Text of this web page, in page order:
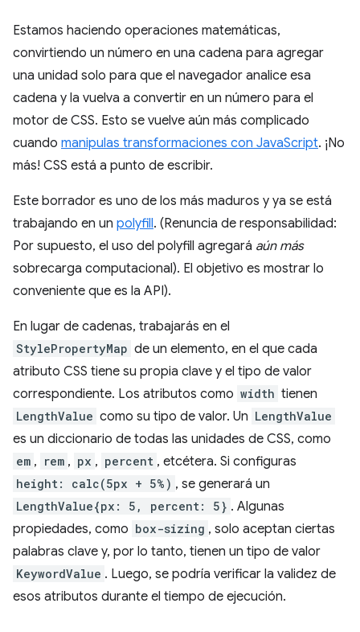
Estamos haciendo operaciones matemáticas,
convirtiendo un número en una cadena para agregar
una unidad solo para que el navegador analice esa
cadena y la vuelva a convertir en un número para el
motor de CSS. Esto se vuelve aún más complicado
cuando manipulas transformaciones con JavaScript. ¡No
más! CSS está a punto de escribir.
Este borrador es uno de los más maduros y ya se está
trabajando en un polyfill. (Renuncia de responsabilidad:
Por supuesto, el uso del polyfill agregará aún más
sobrecarga computacional). El objetivo es mostrar lo
conveniente que es la API).
En lugar de cadenas, trabajarás en el
StylePropertyMap de un elemento, en el que cada
atributo CSS tiene su propia clave y el tipo de valor
correspondiente. Los atributos como width tienen
LengthValue como su tipo de valor. Un LengthValue
es un diccionario de todas las unidades de CSS, como
em , rem , px , percent , etcétera. Si configuras
height: calc(5px + 5%) , se generará un
LengthValue{px: 5, percent: 5} . Algunas
propiedades, como box-sizing , solo aceptan ciertas
palabras clave y, por lo tanto, tienen un tipo de valor
KeywordValue . Luego, se podría verificar la validez de
esos atributos durante el tiempo de ejecución.